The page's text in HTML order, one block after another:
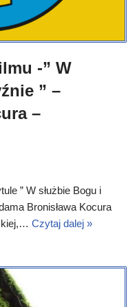
-” W
” –
–
” W służbie Bogu i
Bronisława Kocura
Czytaj dalej »